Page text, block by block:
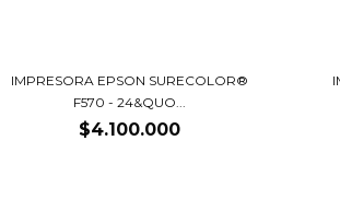
IMPRESORA EPSON SURECOLOR®
F570 - 24&QUO...
$4.100.000